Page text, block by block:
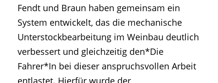
Fendt und Braun haben gemeinsam ein
System entwickelt, das die mechanische
Unterstockbearbeitung im Weinbau deutlich
verbessert und gleichzeitig den*Die
Fahrer*In bei dieser anspruchsvollen Arbeit
entlastet. Hierfür wurde der